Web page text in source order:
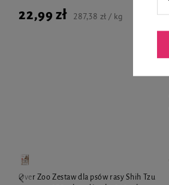
22,99 zł 287,38 zł / kg
Over Zoo Zestaw dla psów rasy Shih Tzu